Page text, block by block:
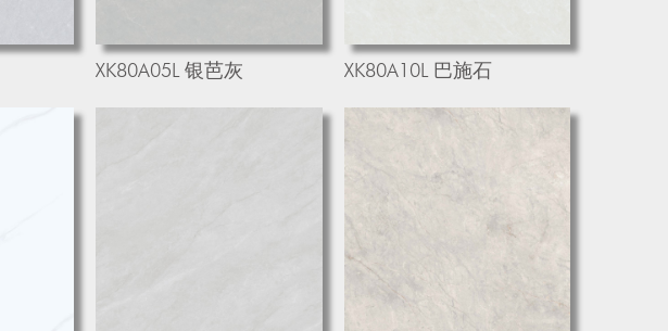
XK80A05L 银芭灰 XK80A10L 巴施石